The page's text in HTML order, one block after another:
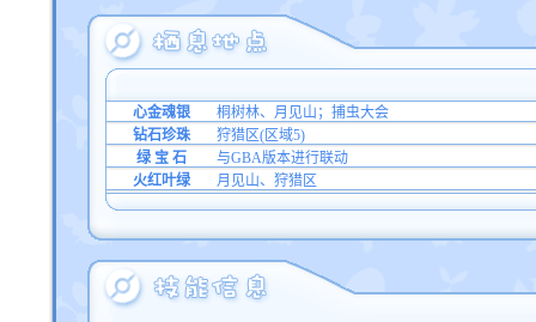
心金魂银
桐树林、月见山；捕虫大会
钻石珍珠
狩猎区(区域5)
绿 宝 石
与GBA版本进行联动
火红叶绿
月见山、狩猎区